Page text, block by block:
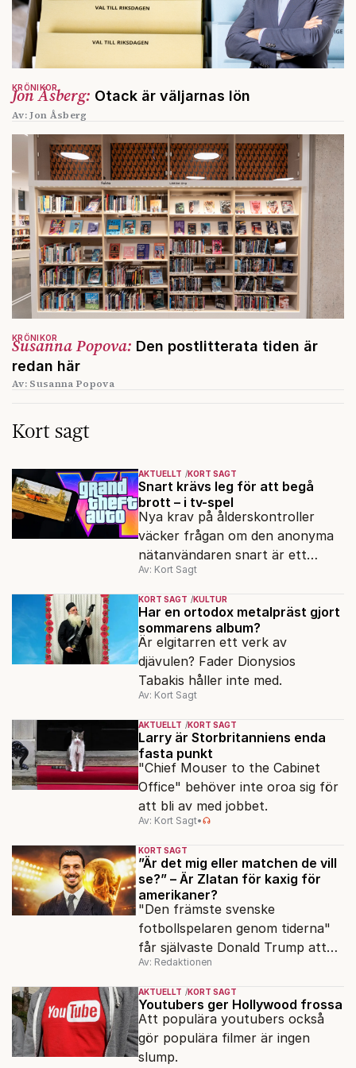
Jon Åsberg: Otack är väljarnas lön
KRÖNIKOR
Av: Jon Åsberg
Susanna Popova: Den postlitterata tiden är
redan här
KRÖNIKOR
Av: Susanna Popova
Kort sagt
AKTUELLT KORT SAGT
Snart krävs leg för att begå
brott – i tv-spel
Nya krav på ålderskontroller
väcker frågan om den anonyma
nätanvändaren snart är ett
minne blott.
Av: Kort Sagt
KORT SAGT KULTUR
Har en ortodox metalpräst gjort
sommarens album?
Är elgitarren ett verk av
djävulen? Fader Dionysios
Tabakis håller inte med.
Av: Kort Sagt
AKTUELLT KORT SAGT
Larry är Storbritanniens enda
fasta punkt
"Chief Mouser to the Cabinet
Office" behöver inte oroa sig för
att bli av med jobbet.
Av: Kort Sagt•
KORT SAGT
”Är det mig eller matchen de vill
se?” – Är Zlatan för kaxig för
amerikaner?
"Den främste svenske
fotbollspelaren genom tiderna"
får självaste Donald Trump att
rodna.
Av: Redaktionen
AKTUELLT KORT SAGT
Youtubers ger Hollywood frossa
Att populära youtubers också
gör populära filmer är ingen
slump.